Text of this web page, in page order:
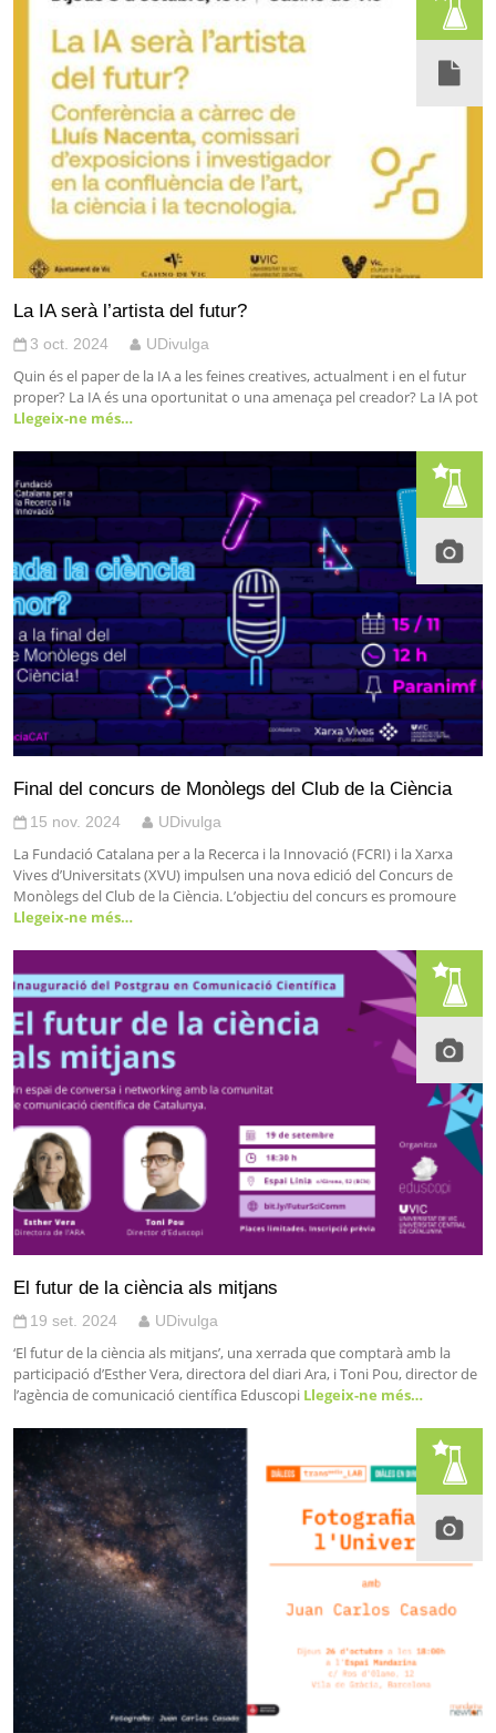
La IA serà l’artista del futur?
3 oct. 2024 UDivulga
Quin és el paper de la IA a les feines creatives, actualment i en el futur
proper? La IA és una oportunitat o una amenaça pel creador? La IA pot
Llegeix-ne més…
Final del concurs de Monòlegs del Club de la Ciència
15 nov. 2024 UDivulga
La Fundació Catalana per a la Recerca i la Innovació (FCRI) i la Xarxa
Vives d’Universitats (XVU) impulsen una nova edició del Concurs de
Monòlegs del Club de la Ciència. L’objectiu del concurs es promoure
Llegeix-ne més…
El futur de la ciència als mitjans
19 set. 2024 UDivulga
‘El futur de la ciència als mitjans’, una xerrada que comptarà amb la
participació d’Esther Vera, directora del diari Ara, i Toni Pou, director de
l’agència de comunicació científica Eduscopi Llegeix-ne més…